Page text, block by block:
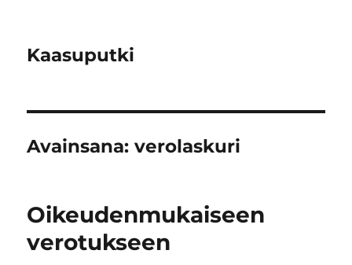
Kaasuputki
Avainsana:verolaskuri
Oikeudenmukaiseen
verotukseen